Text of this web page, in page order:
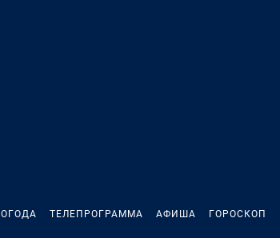
ТЕЛЕПРОГРАММА АФИША ГОРОСКОП